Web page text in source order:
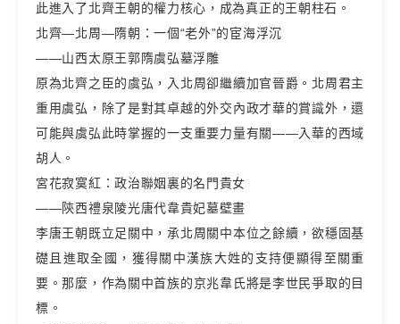
此進入了北齊王朝的權力核心，成為真正的王朝柱石。
北齊—北周—隋朝：一個“老外”的宦海浮沉
——山西太原王郭隋虞弘墓浮雕
原為北齊之臣的虞弘，入北周卻繼續加官晉爵。北周君主
重用虞弘，除了是對其卓越的外交內政才華的賞識外，還
可能與虞弘此時掌握的一支重要力量有關——入華的西域
胡人。
宮花寂寞紅：政治聯姻裏的名門貴女
——陝西禮泉陵光唐代韋貴妃墓壁畫
李唐王朝既立足關中，承北周關中本位之餘續，欲穩固基
礎且進取全國，獲得關中漢族大姓的支持便顯得至關重
要。那麼，作為關中首族的京兆韋氏將是李世民爭取的目
標。